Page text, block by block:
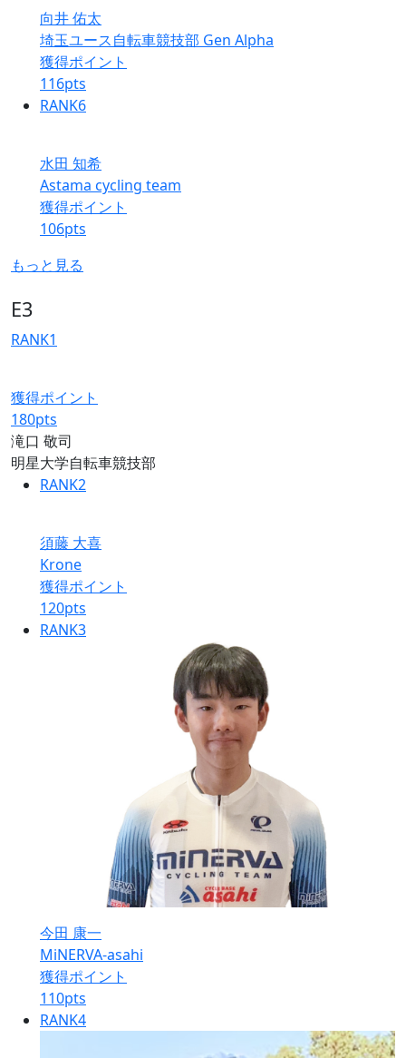
向井 佑太
埼玉ユース自転車競技部 Gen Alpha
獲得ポイント
116pts
RANK6
水田 知希
Astama cycling team
獲得ポイント
106pts
もっと見る
E3
RANK1
獲得ポイント
180pts
滝口 敬司
明星大学自転車競技部
RANK2
須藤 大喜
Krone
獲得ポイント
120pts
RANK3
今田 康一
MiNERVA-asahi
獲得ポイント
110pts
RANK4